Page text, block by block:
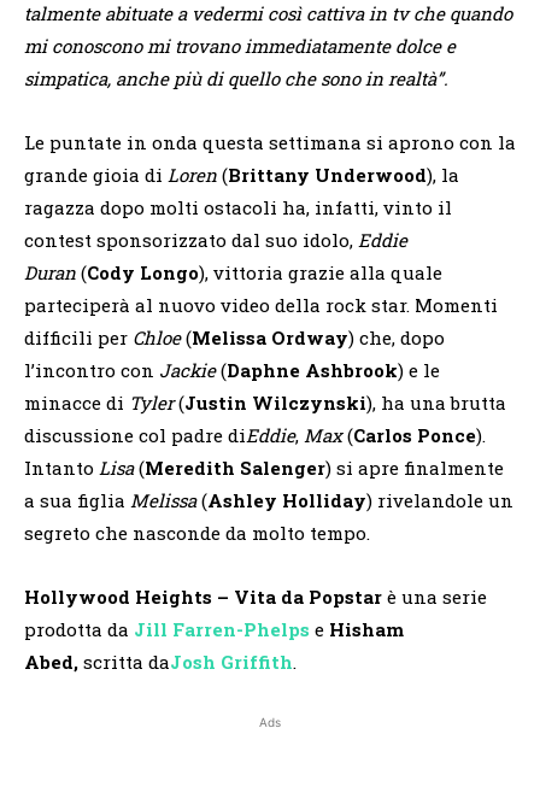
talmente abituate a vedermi così cattiva in tv che quando
mi conoscono mi trovano immediatamente dolce e
simpatica, anche più di quello che sono in realtà”.
Le puntate in onda questa settimana si aprono con la
grande gioia di Loren (Brittany Underwood), la
ragazza dopo molti ostacoli ha, infatti, vinto il
contest sponsorizzato dal suo idolo, Eddie
Duran (Cody Longo), vittoria grazie alla quale
parteciperà al nuovo video della rock star. Momenti
difficili per Chloe(Melissa Ordway) che, dopo
l’incontro con Jackie(Daphne Ashbrook) e le
minacce di Tyler(Justin Wilczynski), ha una brutta
discussione col padre diEddie, Max(Carlos Ponce).
Intanto Lisa(Meredith Salenger) si apre finalmente
a sua figlia Melissa(Ashley Holliday) rivelandole un
segreto che nasconde da molto tempo.
Hollywood Heights – Vita da Popstar è una serie
prodotta da Jill Farren-Phelps e Hisham
Abed, scritta daJosh Griffith.
Ads